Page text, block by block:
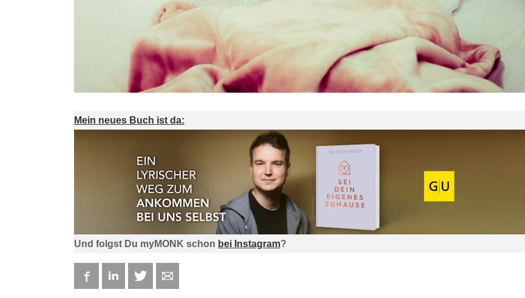
Mein neues Buch ist da:
Und folgst Du myMONK schon bei Instagram?
FacebookLinkedIn Twitter